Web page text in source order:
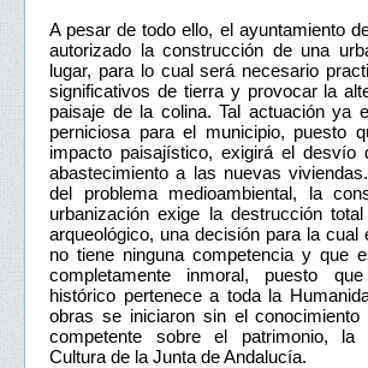
A pesar de todo ello, el ayuntamiento
autorizado la construcción de una
lugar, para lo cual será necesario
significativos de tierra y provocar la
paisaje de la colina. Tal actuación ya
perniciosa para el municipio, puesto
impacto paisajístico, exigirá el desvío
abastecimiento a las nuevas
del problema medioambiental, la
urbanización exige la destrucción
arqueológico, una decisión para la cual
no tiene ninguna competencia y que
completamente inmoral, puesto
histórico pertenece a toda la
obras se iniciaron sin el conocimiento
competente sobre el patrimonio, la
Cultura de la Junta de Andalucía.